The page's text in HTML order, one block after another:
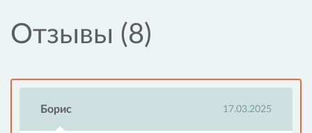
Отзывы (8)
Борис 17.03.2025